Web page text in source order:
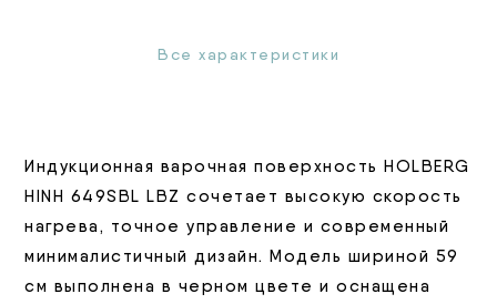
Все характеристики
Индукционная варочная поверхность HOLBERG
HINH 649SBL LBZ сочетает высокую скорость
нагрева, точное управление и современный
минималистичный дизайн. Модель шириной 59
см выполнена в черном цвете и оснащена